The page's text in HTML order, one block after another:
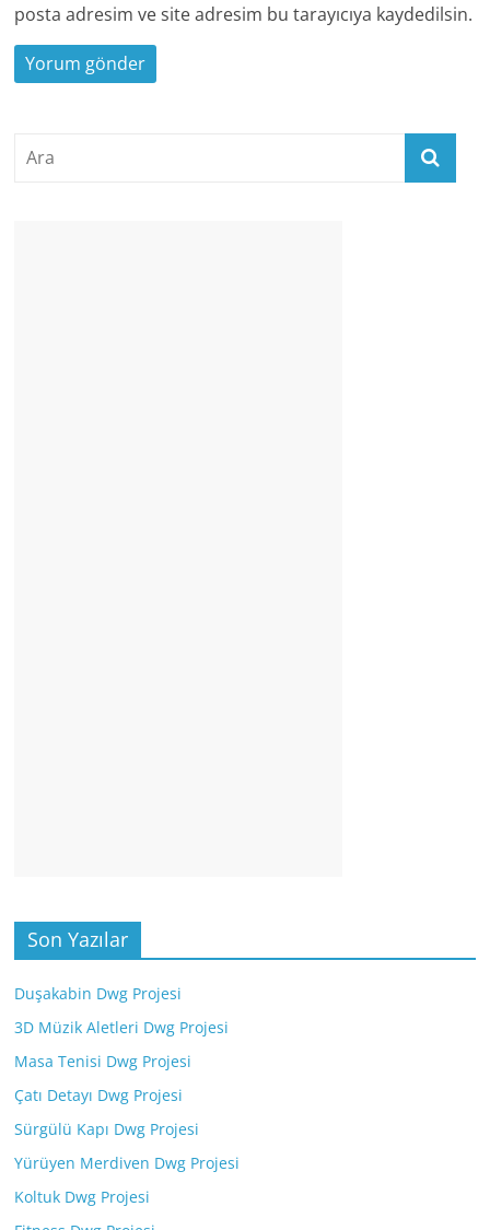
posta adresim ve site adresim bu tarayıcıya kaydedilsin.
Son Yazılar
Duşakabin Dwg Projesi
3D Müzik Aletleri Dwg Projesi
Masa Tenisi Dwg Projesi
Çatı Detayı Dwg Projesi
Sürgülü Kapı Dwg Projesi
Yürüyen Merdiven Dwg Projesi
Koltuk Dwg Projesi